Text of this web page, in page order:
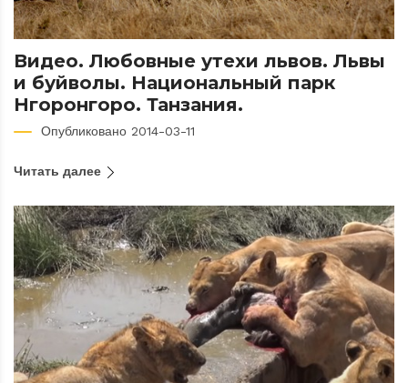
Видео. Любовные утехи львов. Львы
и буйволы. Национальный парк
Нгоронгоро. Танзания.
Опубликовано 2014-03-11
Читать далее